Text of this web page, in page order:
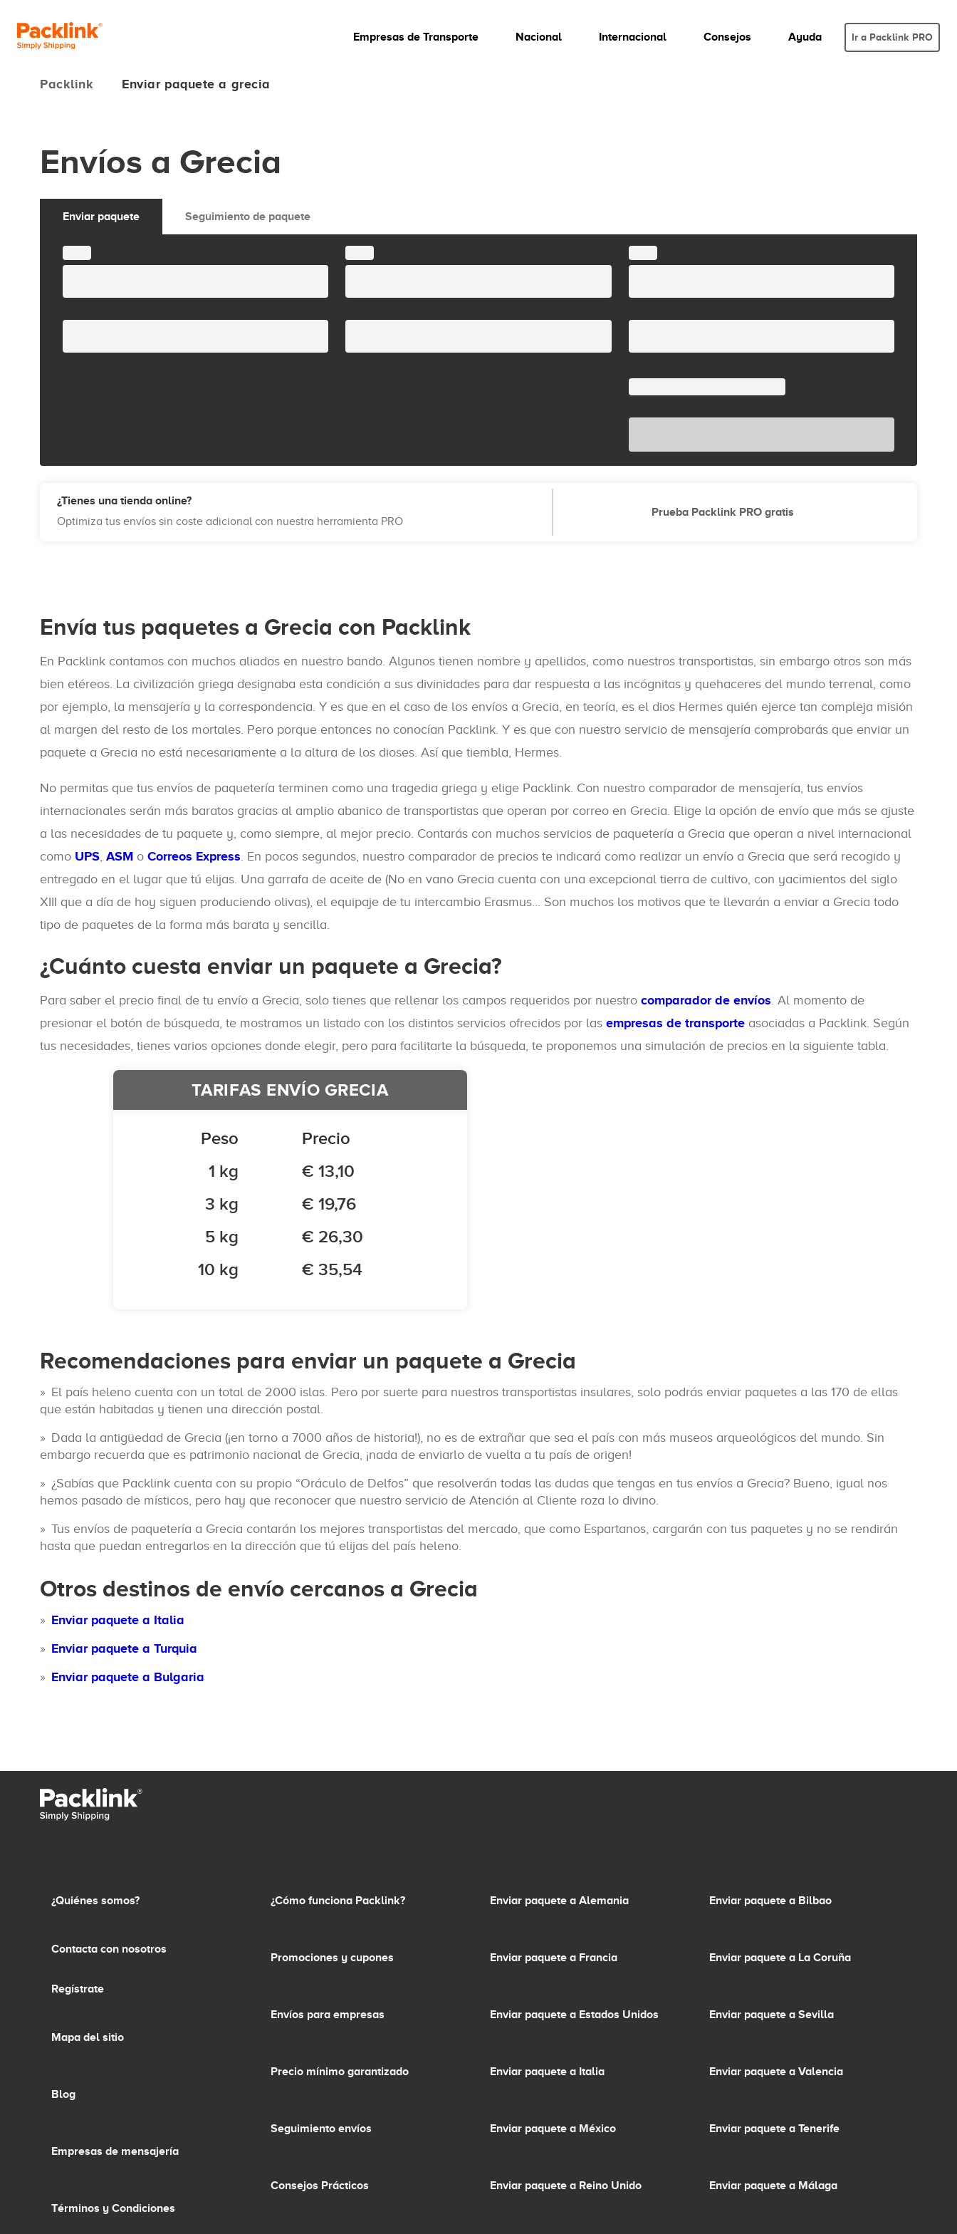
Empresas de Transporte Nacional Internacional Consejos Ayuda Ir a Packlink PRO
Packlink Enviar paquete a grecia
Envíos a Grecia
Enviar paquete Seguimiento de paquete
¿Tienes una tienda online?
Optimiza tus envíos sin coste adicional con nuestra herramienta PRO
Prueba Packlink PRO gratis
Envía tus paquetes a Grecia con Packlink
En Packlink contamos con muchos aliados en nuestro bando. Algunos tienen nombre y apellidos, como nuestros transportistas, sin embargo otros son más
bien etéreos. La civilización griega designaba esta condición a sus divinidades para dar respuesta a las incógnitas y quehaceres del mundo terrenal, como
por ejemplo, la mensajería y la correspondencia. Y es que en el caso de los envíos a Grecia, en teoría, es el dios Hermes quién ejerce tan compleja misión
al margen del resto de los mortales. Pero porque entonces no conocían Packlink. Y es que con nuestro servicio de mensajería comprobarás que enviar un
paquete a Grecia no está necesariamente a la altura de los dioses. Así que tiembla, Hermes.
No permitas que tus envíos de paquetería terminen como una tragedia griega y elige Packlink. Con nuestro comparador de mensajería, tus envíos
internacionales serán más baratos gracias al amplio abanico de transportistas que operan por correo en Grecia. Elige la opción de envío que más se ajuste
a las necesidades de tu paquete y, como siempre, al mejor precio. Contarás con muchos servicios de paquetería a Grecia que operan a nivel internacional
como UPS, ASM o Correos Express. En pocos segundos, nuestro comparador de precios te indicará como realizar un envío a Grecia que será recogido y
entregado en el lugar que tú elijas. Una garrafa de aceite de (No en vano Grecia cuenta con una excepcional tierra de cultivo, con yacimientos del siglo
XIII que a día de hoy siguen produciendo olivas), el equipaje de tu intercambio Erasmus… Son muchos los motivos que te llevarán a enviar a Grecia todo
tipo de paquetes de la forma más barata y sencilla.
¿Cuánto cuesta enviar un paquete a Grecia?
Para saber el precio final de tu envío a Grecia, solo tienes que rellenar los campos requeridos por nuestro comparador de envíos. Al momento de
presionar el botón de búsqueda, te mostramos un listado con los distintos servicios ofrecidos por las empresas de transporte asociadas a Packlink. Según
tus necesidades, tienes varios opciones donde elegir, pero para facilitarte la búsqueda, te proponemos una simulación de precios en la siguiente tabla.
TARIFAS ENVÍO GRECIA
Peso
Precio
1 kg
€ 13,10
3 kg
€ 19,76
5 kg
€ 26,30
10 kg
€ 35,54
Recomendaciones para enviar un paquete a Grecia
El país heleno cuenta con un total de 2000 islas. Pero por suerte para nuestros transportistas insulares, solo podrás enviar paquetes a las 170 de ellas
que están habitadas y tienen una dirección postal.
Dada la antigüedad de Grecia (¡en torno a 7000 años de historia!), no es de extrañar que sea el país con más museos arqueológicos del mundo. Sin
embargo recuerda que es patrimonio nacional de Grecia, ¡nada de enviarlo de vuelta a tu país de origen!
¿Sabías que Packlink cuenta con su propio “Oráculo de Delfos” que resolverán todas las dudas que tengas en tus envíos a Grecia? Bueno, igual nos
hemos pasado de místicos, pero hay que reconocer que nuestro servicio de Atención al Cliente roza lo divino.
Tus envíos de paquetería a Grecia contarán los mejores transportistas del mercado, que como Espartanos, cargarán con tus paquetes y no se rendirán
hasta que puedan entregarlos en la dirección que tú elijas del país heleno.
Otros destinos de envío cercanos a Grecia
Enviar paquete a Italia
Enviar paquete a Turquia
Enviar paquete a Bulgaria
¿Quiénes somos?
Contacta con nosotros
Regístrate
Mapa del sitio
Blog
Empresas de mensajería
Términos y Condiciones
¿Cómo funciona Packlink?
Promociones y cupones
Envíos para empresas
Precio mínimo garantizado
Seguimiento envíos
Consejos Prácticos
Enviar paquete a Alemania
Enviar paquete a Francia
Enviar paquete a Estados Unidos
Enviar paquete a Italia
Enviar paquete a México
Enviar paquete a Reino Unido
Enviar paquete a Bilbao
Enviar paquete a La Coruña
Enviar paquete a Sevilla
Enviar paquete a Valencia
Enviar paquete a Tenerife
Enviar paquete a Málaga